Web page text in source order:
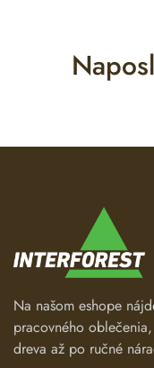
Na našom eshope
pracovného
dreva až po ručné